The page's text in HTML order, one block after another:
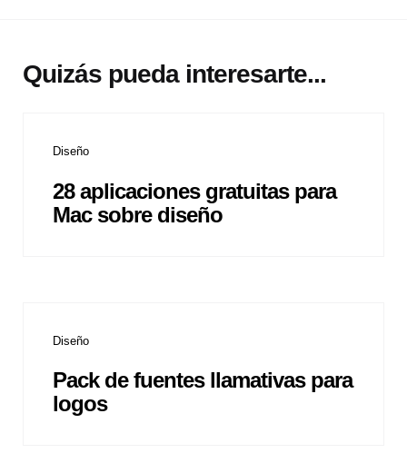
Quizás pueda interesarte...
Diseño
28 aplicaciones gratuitas para
Mac sobre diseño
Diseño
Pack de fuentes llamativas para
logos